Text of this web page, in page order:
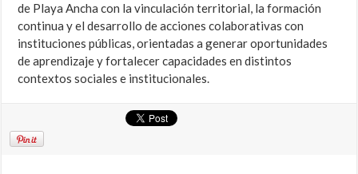
de Playa Ancha con la vinculación territorial, la formación
continua y el desarrollo de acciones colaborativas con
instituciones públicas, orientadas a generar oportunidades
de aprendizaje y fortalecer capacidades en distintos
contextos sociales e institucionales.